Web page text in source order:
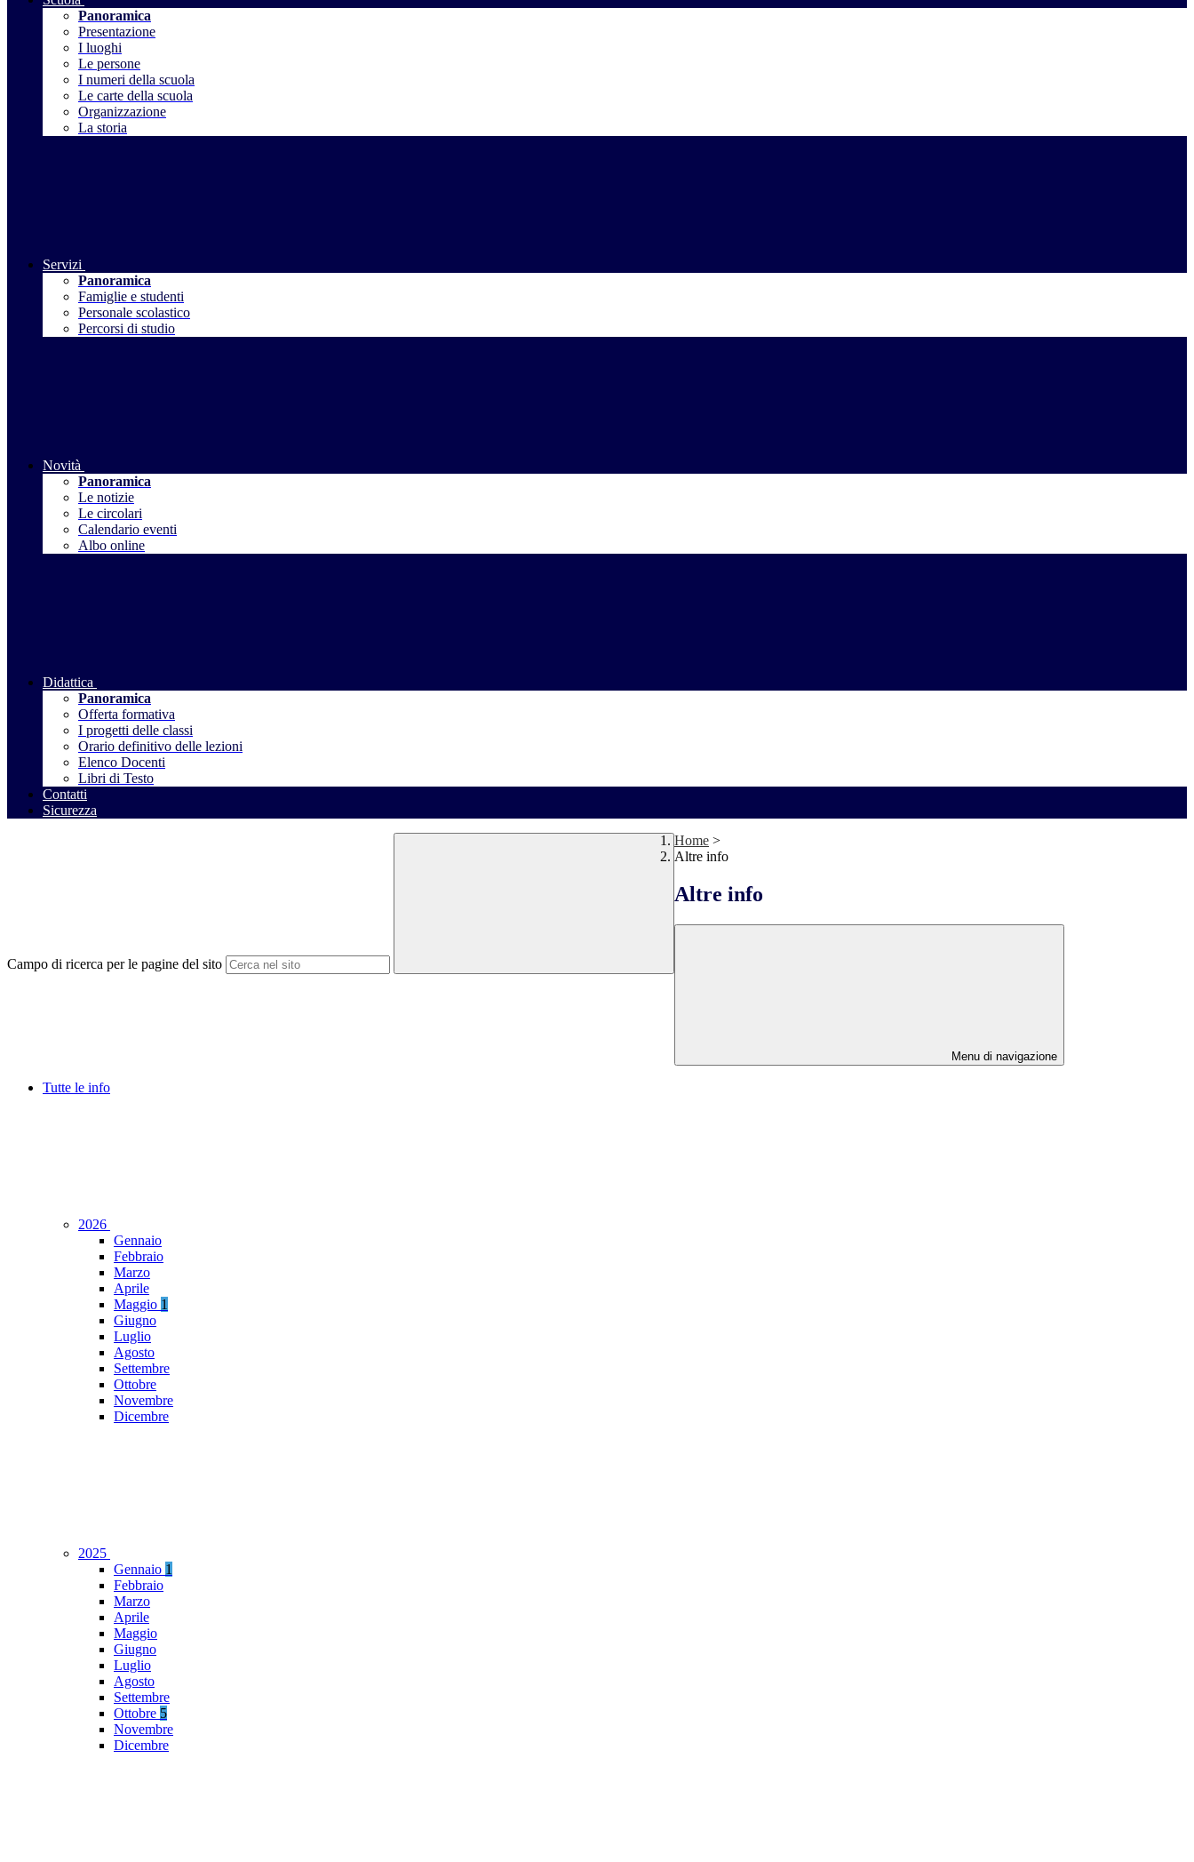
Panoramica
Presentazione
I luoghi
Le persone
I numeri della scuola
Le carte della scuola
Organizzazione
La storia
Servizi
Panoramica
Famiglie e studenti
Personale scolastico
Percorsi di studio
Novità
Panoramica
Le notizie
Le circolari
Calendario eventi
Albo online
Didattica
Panoramica
Offerta formativa
I progetti delle classi
Orario definitivo delle lezioni
Elenco Docenti
Libri di Testo
Contatti
Sicurezza
Campo di ricerca per le pagine del sito
Home >
Altre info
Altre info
Menu di navigazione
Tutte le info
2026
Gennaio
Febbraio
Marzo
Aprile
Maggio 1
Giugno
Luglio
Agosto
Settembre
Ottobre
Novembre
Dicembre
2025
Gennaio 1
Febbraio
Marzo
Aprile
Maggio
Giugno
Luglio
Agosto
Settembre
Ottobre 5
Novembre
Dicembre